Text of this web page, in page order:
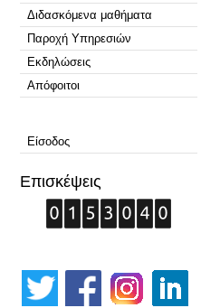
Διδασκόμενα μαθήματα
Παροχή Υπηρεσιών
Εκδηλώσεις
Απόφοιτοι
Είσοδος
Επισκέψεις